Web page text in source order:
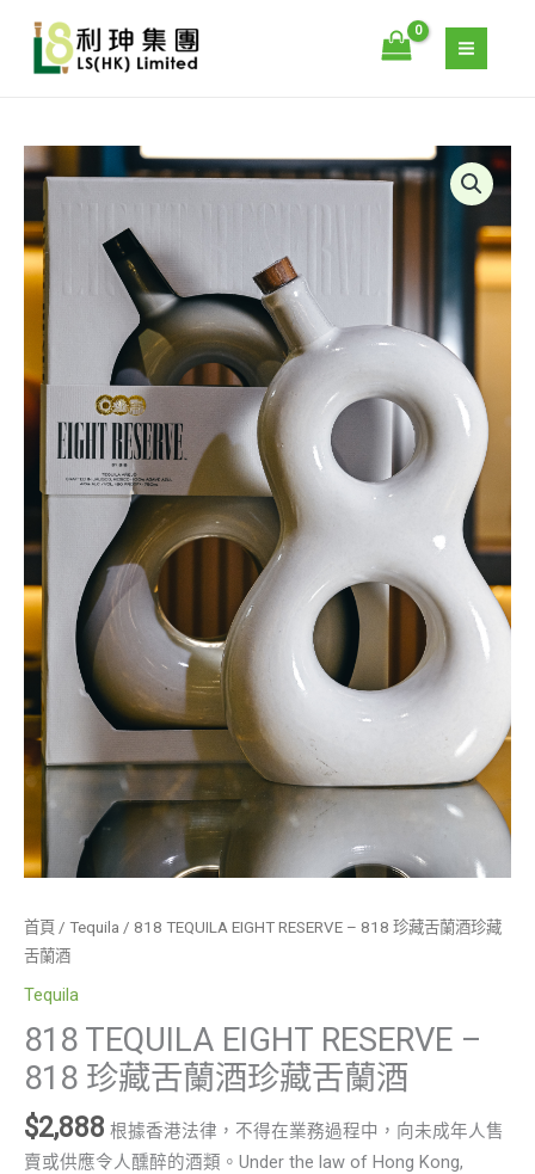
首頁 / Tequila / 818 TEQUILA EIGHT RESERVE – 818 珍藏舌蘭酒珍藏
舌蘭酒
Tequila
818 TEQUILA EIGHT RESERVE –
818 珍藏舌蘭酒珍藏舌蘭酒
$2,888 根據香港法律，不得在業務過程中，向未成年人售
賣或供應令人醺醉的酒類。Under the law of Hong Kong,
TEQUILA
EIGHT
RESERVE
–
818
舌
蘭
蘭
酒
數
量
818
蘭
酒
藏
舌
蘭
量